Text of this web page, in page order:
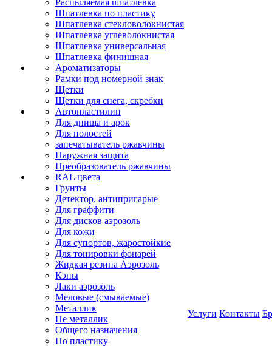
Распыляемая шпатлевка
Шпатлевка по пластику
Шпатлевка стекловолокнистая
Шпатлевка углеволокнистая
Шпатлевка универсальная
Шпатлевка финишная
Ароматизаторы
Рамки под номерной знак
Щетки
Щетки для снега, скребки
Автопластилин
Для днища и арок
Для полостей
запечатыватель ржавчины
Наружная защита
Преобразователь ржавчины
RAL цвета
Грунты
Детектор, антипригарые
Для граффити
Для дисков аэрозоль
Для кожи
Для супортов, жаростойкие
Для тонировки фонарей
Жидкая резина Аэрозоль
Кэпы
Лаки аэрозоль
Меловые (смываемые)
Металлик
Не металлик
Общего назначения
По пластику
Услуги Контакты